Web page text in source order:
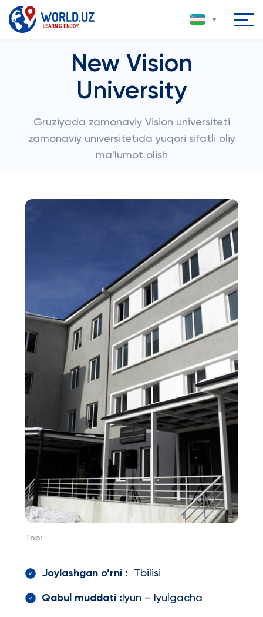
New Vision
University
Gruziyada zamonaviy Vision universiteti
zamonaviy universitetida yuqori sifatli oliy
ma'lumot olish
Top:
Joylashgan o’rni : Tbilisi
Qabul muddati : Iyun – Iyulgacha